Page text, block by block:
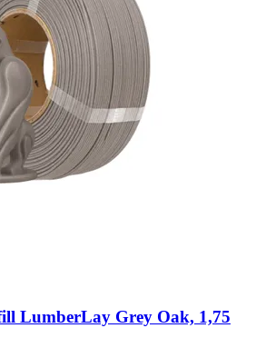
LumberLay Grey Oak, 1,75